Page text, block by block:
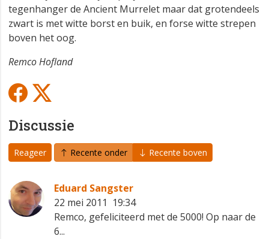
tegenhanger de Ancient Murrelet maar dat grotendeels
zwart is met witte borst en buik, en forse witte strepen
boven het oog.
Remco Hofland
Discussie
Reageer Recente onder Recente boven
Eduard Sangster
22 mei 2011 19:34
Remco, gefeliciteerd met de 5000! Op naar de
6...